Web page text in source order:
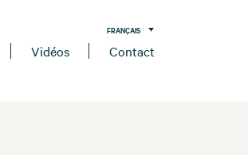
FRANÇAIS
Vidéos Contact